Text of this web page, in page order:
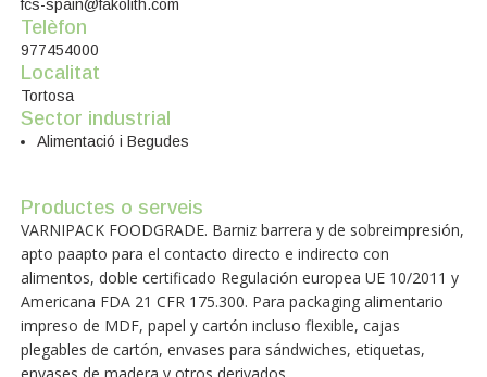
fcs-spain@fakolith.com
Telèfon
977454000
Localitat
Tortosa
Sector industrial
Alimentació i Begudes
Productes o serveis
VARNIPACK FOODGRADE. Barniz barrera y de sobreimpresión,
apto paapto para el contacto directo e indirecto con
alimentos, doble certificado Regulación europea UE 10/2011 y
Americana FDA 21 CFR 175.300. Para packaging alimentario
impreso de MDF, papel y cartón incluso flexible, cajas
plegables de cartón, envases para sándwiches, etiquetas,